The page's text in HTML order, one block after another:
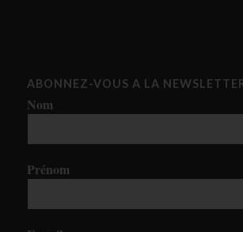
ABONNEZ-VOUS A LA NEWSLETTER
Nom
Prénom